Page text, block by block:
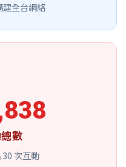
建全台網絡
數
次互動